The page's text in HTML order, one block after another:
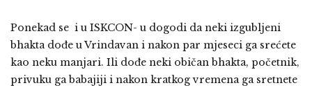
Ponekad se i u ISKCON- u dogodi da neki izgubljeni
bhakta dođe u Vrindavan i nakon par mjeseci ga srećete
kao neku manjari. Ili dođe neki običan bhakta, početnik,
privuku ga babajiji i nakon kratkog vremena ga sretnete